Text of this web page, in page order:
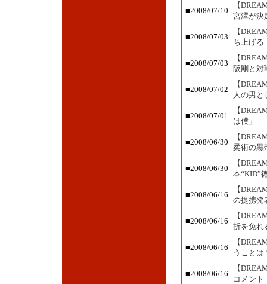
■2008/07/10
【
宮澤が決
■2008/07/03
【
ち上げる
■2008/07/03
【
阪剛と対
■2008/07/02
【
人の男と
■2008/07/01
【
は僕」
■2008/06/30
【
柔術の黒
■2008/06/30
【
本“KID”
■2008/06/16
【
の提携発
■2008/06/16
【
折を免れ
■2008/06/16
【
うことは
■2008/06/16
【
コメント